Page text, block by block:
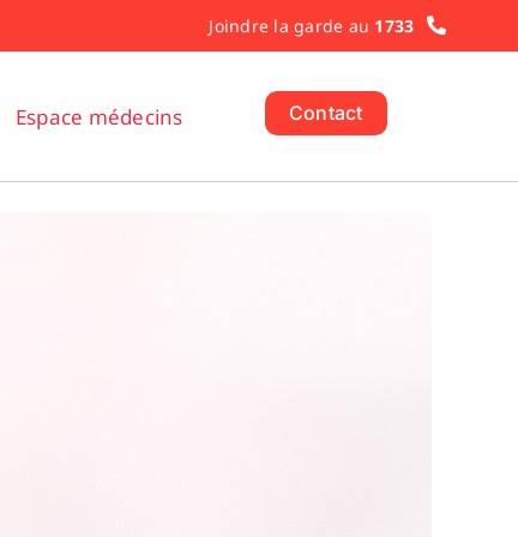
Joindre la garde au 1733
Espace médecins Contact